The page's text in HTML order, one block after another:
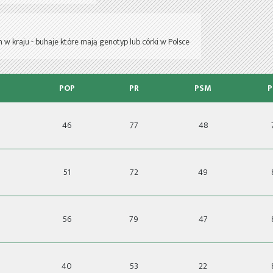
w kraju - buhaje które mają genotyp lub córki w Polsce
POP PR PSM
46 77 48
51 72 49
56 79 47
40 53 22